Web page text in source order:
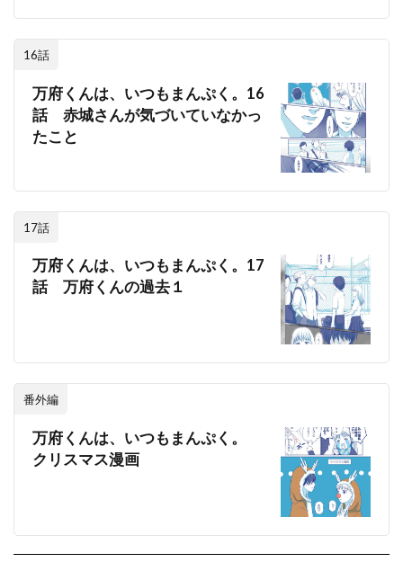
16話
万府くんは、いつもまんぷく。16
話 赤城さんが気づいていなかっ
たこと
17話
万府くんは、いつもまんぷく。17
話 万府くんの過去１
番外編
万府くんは、いつもまんぷく。
クリスマス漫画